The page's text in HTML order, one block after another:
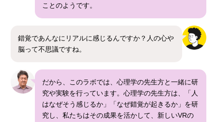
ことのようです。
錯覚であんなにリアルに感じるんですか？人の心や
脳って不思議ですね。
だから、このラボでは、心理学の先生方と一緒に研
究や実験を行っています。心理学の先生方は、「人
はなぜそう感じるか」「なぜ錯覚が起きるか」を研
究し、私たちはその成果を活かして、新しいVRの